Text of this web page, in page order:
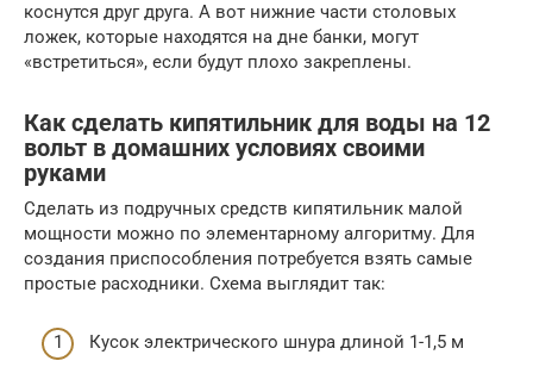
коснутся друг друга. А вот нижние части столовых
ложек, которые находятся на дне банки, могут
«встретиться», если будут плохо закреплены.
Как сделать кипятильник для воды на 12
вольт в домашних условиях своими
руками
Сделать из подручных средств кипятильник малой
мощности можно по элементарному алгоритму. Для
создания приспособления потребуется взять самые
простые расходники. Схема выглядит так:
Кусок электрического шнура длиной 1-1,5 м